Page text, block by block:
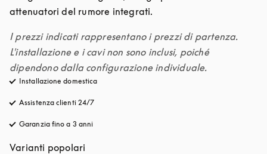
attenuatori del rumore integrati.
I prezzi indicati rappresentano i prezzi di partenza.
L'installazione e i cavi non sono inclusi, poiché
dipendono dalla configurazione individuale.
Installazione domestica
Assistenza clienti 24/7
Garanzia fino a 3 anni
Varianti popolari